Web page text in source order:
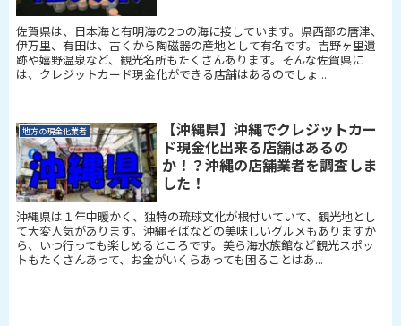
佐賀県は、日本海と有明海の2つの海に接しています。県西部の唐津、
伊万里、有田は、古くから陶磁器の産地として有名です。吉野ヶ里遺
跡や嬉野温泉など、観光名所もたくさんあります。そんな佐賀県に
は、クレジットカード現金化ができる店舗はあるのでしょ...
地方の現金化業者
【沖縄県】沖縄でクレジットカー
ド現金化出来る店舗はあるの
か！？沖縄の店舗業者を調査しま
した！
沖縄県は１年中暖かく、独特の琉球文化が根付いていて、観光地とし
て大変人気があります。沖縄そばなどの美味しいグルメもありますか
ら、いつ行っても楽しめるところです。美ら海水族館など観光スポッ
トもたくさんあって、お金がいくらあっても困ることはあ...